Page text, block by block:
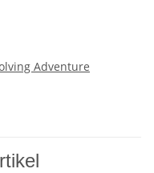
Adventure